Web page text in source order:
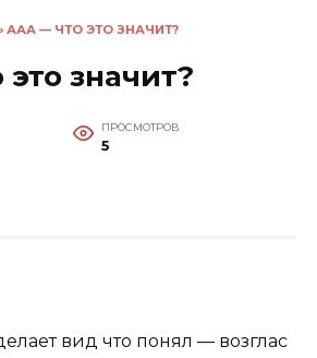
ААА — ЧТО ЭТО ЗНАЧИТ?
значит?
ПРОСМОТРОВ
5
вид что понял — возглас